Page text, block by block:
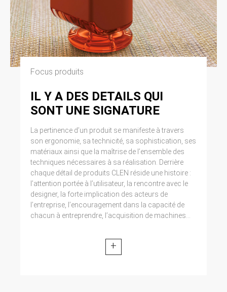
Focus produits
IL Y A DES DETAILS QUI
SONT UNE SIGNATURE
La pertinence d’un produit se manifeste à travers
son ergonomie, sa technicité, sa sophistication, ses
matériaux ainsi que la maîtrise de l’ensemble des
techniques nécessaires à sa réalisation. Derrière
chaque détail de produits CLEN réside une histoire :
l’attention portée à l’utilisateur, la rencontre avec le
designer, la forte implication des acteurs de
l’entreprise, l’encouragement dans la capacité de
chacun à entreprendre, l’acquisition de machines...
+